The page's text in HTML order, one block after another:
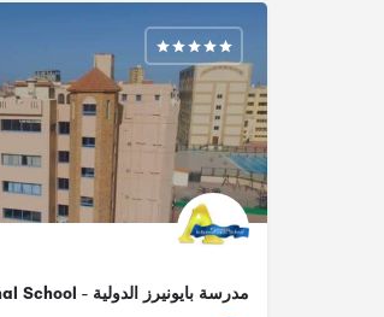
مدرسة بايونيرز الدولية - Pioneers International School